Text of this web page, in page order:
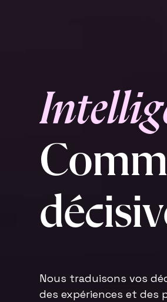
Intellig
Comm
décisiv
Nous traduisons vos
des expériences et des